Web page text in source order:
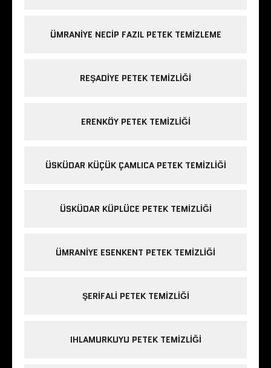
ÜMRANIYE NECIP FAZIL PETEK TEMIZLEME
REŞADIYE PETEK TEMIZLIĞI
ERENKÖY PETEK TEMIZLIĞI
ÜSKÜDAR KÜÇÜK ÇAMLICA PETEK TEMIZLIĞI
ÜSKÜDAR KÜPLÜCE PETEK TEMIZLIĞI
ÜMRANIYE ESENKENT PETEK TEMIZLIĞI
ŞERIFALI PETEK TEMIZLIĞI
IHLAMURKUYU PETEK TEMIZLIĞI